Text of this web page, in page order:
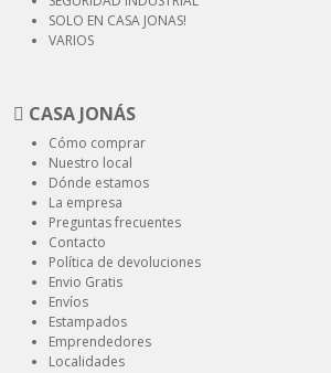
SOLO EN CASA JONAS!
VARIOS
CASA JONÁS
Cómo comprar
Nuestro local
Dónde estamos
La empresa
Preguntas frecuentes
Contacto
Política de devoluciones
Envio Gratis
Envíos
Estampados
Emprendedores
Localidades